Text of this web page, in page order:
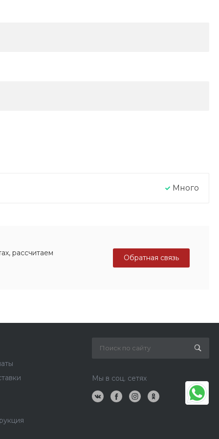
Много
рассчитаем
Обратная связь
Мы в соц. сетях